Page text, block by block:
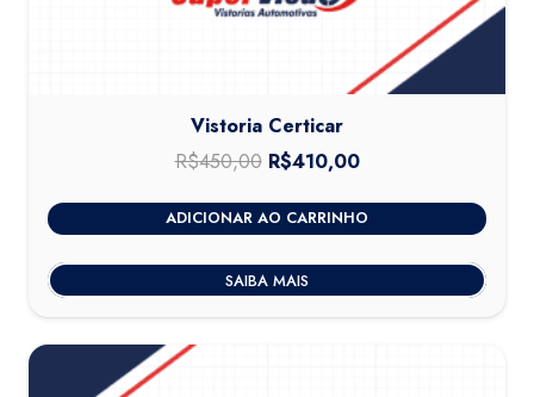
Vistoria Certicar
R$450,00 O
original
era:
R$450,00.
R$410,00O
atual
é:
R$410,00.
ADICIONAR AO CARRINHO
SAIBA MAIS